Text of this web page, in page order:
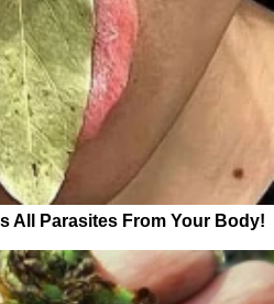
All Parasites From Your Body!